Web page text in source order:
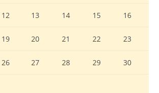
12 13 14 15 16
19 20 21 22 23
26 27 28 29 30